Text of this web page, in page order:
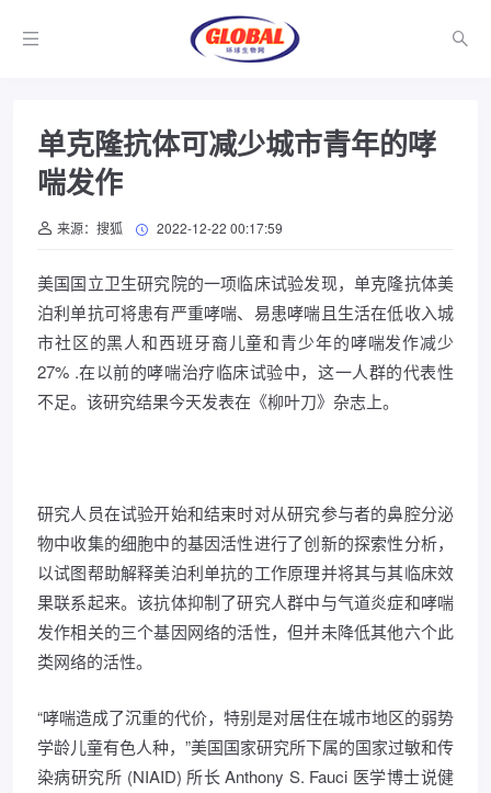
单克隆抗体可减少城市青年的哮
喘发作
来源：搜狐 2022-12-22 00:17:59
美国国立卫生研究院的一项临床试验发现，单克隆抗体美
泊利单抗可将患有严重哮喘、易患哮喘且生活在低收入城
市社区的黑人和西班牙裔儿童和青少年的哮喘发作减少
27% .在以前的哮喘治疗临床试验中，这一人群的代表性
不足。该研究结果今天发表在《柳叶刀》杂志上。
研究人员在试验开始和结束时对从研究参与者的鼻腔分泌
物中收集的细胞中的基因活性进行了创新的探索性分析，
以试图帮助解释美泊利单抗的工作原理并将其与其临床效
果联系起来。该抗体抑制了研究人群中与气道炎症和哮喘
发作相关的三个基因网络的活性，但并未降低其他六个此
类网络的活性。
“哮喘造成了沉重的代价，特别是对居住在城市地区的弱势
学龄儿童有色人种，”美国国家研究所下属的国家过敏和传
染病研究所 (NIAID) 所长 Anthony S. Fauci 医学博士说健